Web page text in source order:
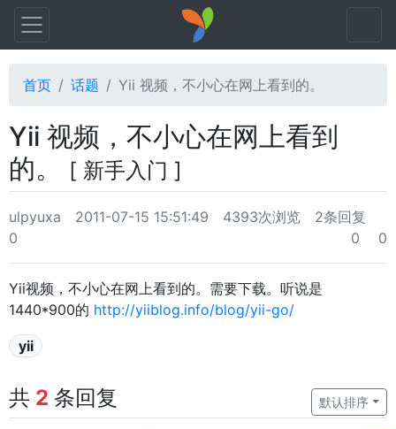
首页 话题 Yii 视频，不小心在网上看到的。
Yii 视频，不小心在网上看到
的。
[ 新手入门 ]
ulpyuxa 2011-07-15 15:51:49 4393次浏览
2条回复
0
0 0
Yii视频，不小心在网上看到的。需要下载。听说是
1440*900的 http://yiiblog.info/blog/yii-go/
yii
共 2 条回复 默认排序